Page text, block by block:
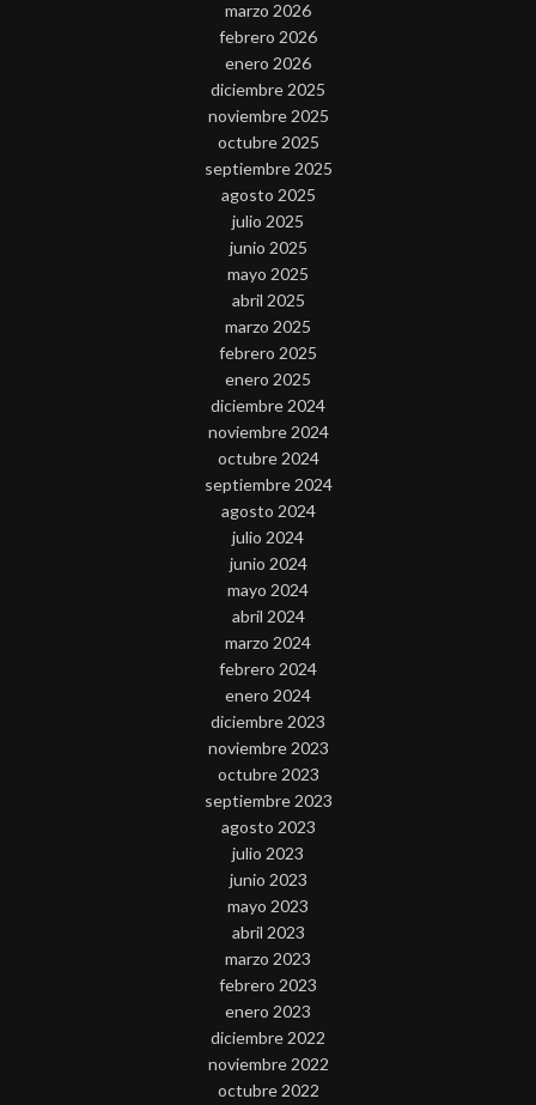
marzo 2026
febrero 2026
enero 2026
diciembre 2025
noviembre 2025
octubre 2025
septiembre 2025
agosto 2025
julio 2025
junio 2025
mayo 2025
abril 2025
marzo 2025
febrero 2025
enero 2025
diciembre 2024
noviembre 2024
octubre 2024
septiembre 2024
agosto 2024
julio 2024
junio 2024
mayo 2024
abril 2024
marzo 2024
febrero 2024
enero 2024
diciembre 2023
noviembre 2023
octubre 2023
septiembre 2023
agosto 2023
julio 2023
junio 2023
mayo 2023
abril 2023
marzo 2023
febrero 2023
enero 2023
diciembre 2022
noviembre 2022
octubre 2022